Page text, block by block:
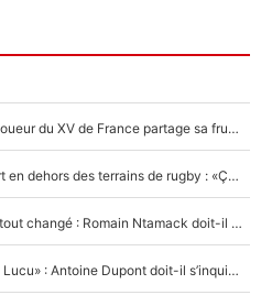
Mis de côté par Fabien Galthié, un joueur du XV de France partage sa frustration : «ils ne me l’ont pas dit tout de suite»
La raison d'être de Matthieu Jalibert en dehors des terrains de rugby : «Ça m'atteint autant que si tu touches à un membre de ma famille»
XV de France - Matthieu Jalibert a tout changé : Romain Ntamack doit-il s’inquiéter pour sa place à un an de la Coupe du monde ?
«Le XV de France est meilleur avec Lucu» : Antoine Dupont doit-il s’inquiéter pour sa place ?